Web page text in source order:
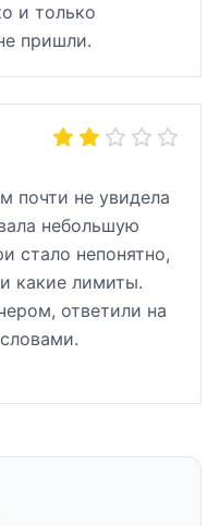
и только
пришли.
почти не увидела
небольшую
стало непонятно,
какие лимиты.
ответили на